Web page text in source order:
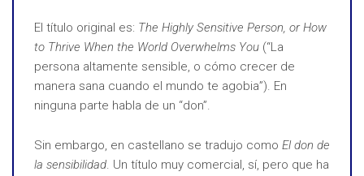
El título original es: The Highly Sensitive Person, or How
to Thrive When the World Overwhelms You (“La
persona altamente sensible, o cómo crecer de
manera sana cuando el mundo te agobia”). En
ninguna parte habla de un “don”.
Sin embargo, en castellano se tradujo como El don de
la sensibilidad. Un título muy comercial, sí, pero que ha